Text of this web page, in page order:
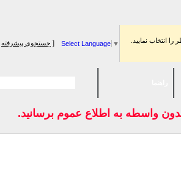
را انتخاب نماييد. Select Language ▼
[ جستجوی پیشرفته
واسطه به اطلاع عموم برسانيد.